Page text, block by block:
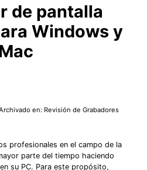
de pantalla
Windows y
en: Revisión de Grabadores
profesionales en el campo de la
parte del tiempo haciendo
su PC. Para este propósito,